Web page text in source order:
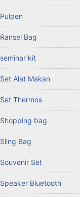
Pulpen
Ransel Bag
seminar kit
Set Alat Makan
Set Thermos
Shopping bag
Sling Bag
Souvenir Set
Speaker Bluetooth